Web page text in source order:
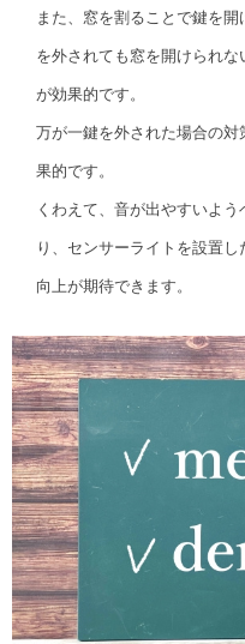
また、窓を割ることで鍵を
を外されても窓を開けられ
が効果的です。
万が一鍵を外された場合の
果的です。
くわえて、音が出やすいよ
り、センサーライトを設置
向上が期待できます。